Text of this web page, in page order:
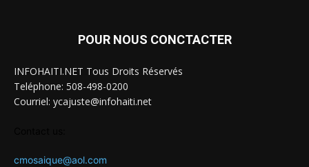
POUR NOUS CONCTACTER
INFOHAITI.NET Tous Droits Réservés
Teléphone: 508-498-0200
Courriel: ycajuste@infohaiti.net
cmosaique@aol.com